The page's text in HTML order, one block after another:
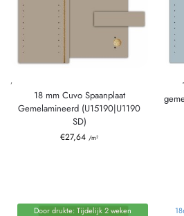
,
18 mm Cuvo Spaanplaat
Gemelamineerd (U15190|U1190
SD)
€27,64 /m²
Door drukte: Tijdelijk 2 weken